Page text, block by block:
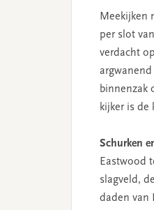
Meekijken
per slot
verdacht
binnenzak
kijker is de
Schurken
Eastwood
slagveld,
daden van